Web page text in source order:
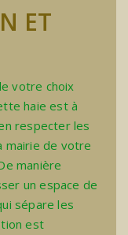
ET
votre choix
haie est à
respecter les
mairie de votre
manière
un espace de
sépare les
est